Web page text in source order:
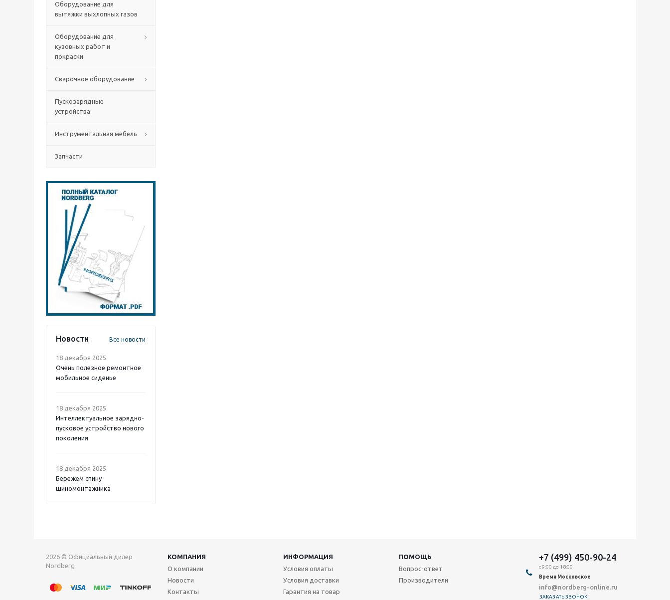
Оборудование для
вытяжки выхлопных газов
Оборудование для
кузовных работ и
покраски
Сварочное оборудование
Пускозарядные
устройства
Инструментальная мебель
Запчасти
Новости Все новости
18 декабря 2025
Очень полезное ремонтное
мобильное сиденье
18 декабря 2025
Интеллектуальное зарядно-
пусковое устройство нового
поколения
18 декабря 2025
Бережем спину
шиномонтажника
2026 © Официальный дилер
Nordberg
КОМПАНИЯ ИНФОРМАЦИЯ
ПОМОЩЬ
О компании
Новости
Контакты
Условия оплаты
Условия доставки
Гарантия на товар
Вопрос-ответ
Производители
+7 (499) 450-90-24
с 9:00 до 18:00
Время Московское
info@nordberg-online.ru
ЗАКАЗАТЬ ЗВОНОК